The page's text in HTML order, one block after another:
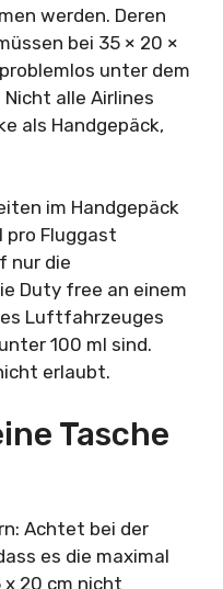
werden. Deren
bei 35 × 20 ×
unter dem
alle Airlines
als Handgepäck,
im Handgepäck
Fluggast
nur die
Duty free an einem
Luftfahrzeuges
100 ml sind.
erlaubt.
Tasche
Achtet bei der
es die maximal
x 20 cm nicht